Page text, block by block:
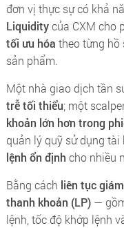
đơn vị thực sự có khả
Liquiditycủa CXM cho
tối ưu hóa theo từng hồ
sản phẩm.
Một nhà giao dịch tần
trễ tối thiểu; một
khoản lớn hơn trong
quản lý quỹ sử dụng tài
lệnh ổn định cho nhiều
Bằng cách liên tục
thanh khoản (LP)—
lệnh, tốc độ khớp lệnh